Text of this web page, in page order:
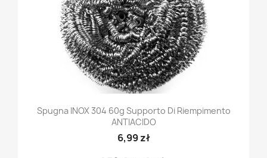
Spugna INOX 304 60g Supporto Di Riempimento
ANTIACIDO
6,99 zł